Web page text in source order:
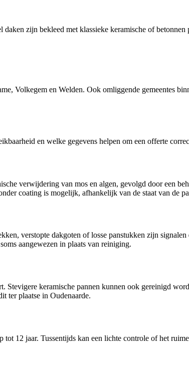
zijn bekleed met klassieke keramische of
Volkegem en Welden. Ook omliggende gemeentes
en welke gegevens helpen om een offerte
verwijdering van mos en algen, gevolgd door een
coating is mogelijk, afhankelijk van de staat van de
verstopte dakgoten of losse panstukken zijn signalen
aangewezen in plaats van reiniging.
Stevigere keramische pannen kunnen ook gereinigd
ter plaatse in Oudenaarde.
12 jaar. Tussentijds kan een lichte controle of het